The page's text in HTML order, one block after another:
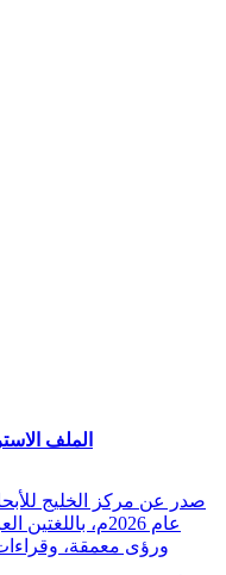
الملف
صدر عن مركز الخليج
عام 2026م،
ورؤى معمقة، وقراءات